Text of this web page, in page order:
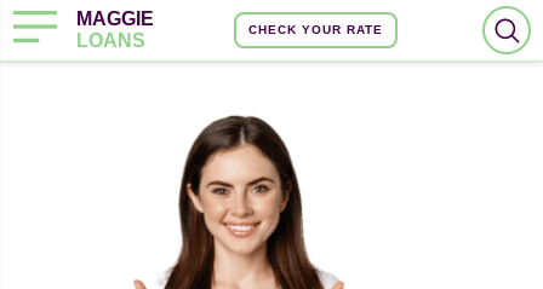
MAGGIE
LOANS
CHECK YOUR RATE